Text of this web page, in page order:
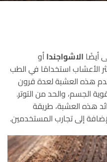
أيضًا الاشواجنداأو
الأعشاب استخدامًا في الطب
هذه العشبة لعدة قرون
الجسم، والحد من التوتر.
هذه العشبة، طريقة
إلى تجارب المستخدمين.